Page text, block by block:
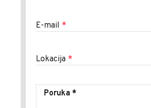
E-mail *
Lokacija *